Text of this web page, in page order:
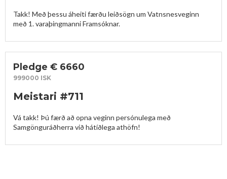
Takk! Með þessu áheiti færðu leiðsögn um Vatnsnesveginn
með 1. varaþingmanni Framsóknar.
Pledge € 6660
999000 ISK
Meistari #711
Vá takk! Þú færð að opna veginn persónulega með
Samgönguráðherra við hátíðlega athöfn!